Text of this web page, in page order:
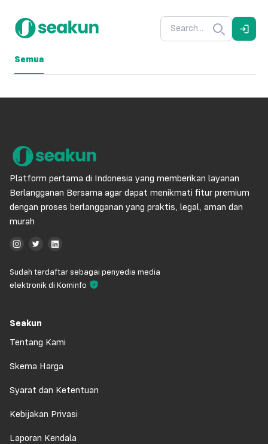
Semua
Platform pertama di Indonesia yang memberikan layanan
Berlangganan Bersama agar dapat menikmati fitur premium
dengan proses berlangganan yang praktis, legal, aman dan
murah
Sudah terdaftar sebagai penyedia media
elektronik di Kominfo
Seakun
Tentang Kami
Skema Harga
Syarat dan Ketentuan
Kebijakan Privasi
Laporan Kendala